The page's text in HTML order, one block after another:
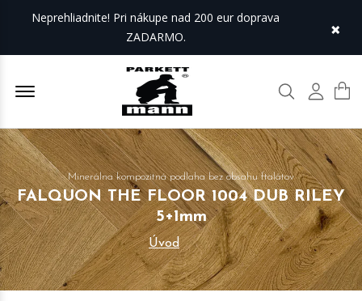
Neprehliadnite! Pri nákupe nad 200 eur doprava
ZADARMO.
×
Offcanvas Menu Open Hľadať Môj
Minerálna kompozitná podlaha bez obsahu ftalátov
FALQUON THE FLOOR 1004 DUB RILEY
5+1mm
Úvod